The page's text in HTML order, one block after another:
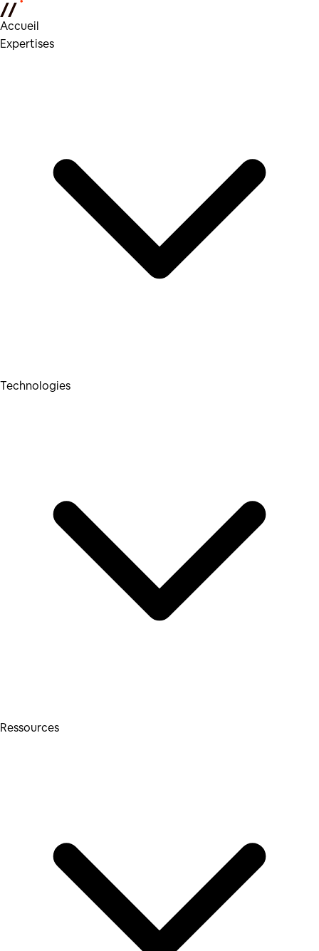
Accueil
Expertises
Technologies
Ressources